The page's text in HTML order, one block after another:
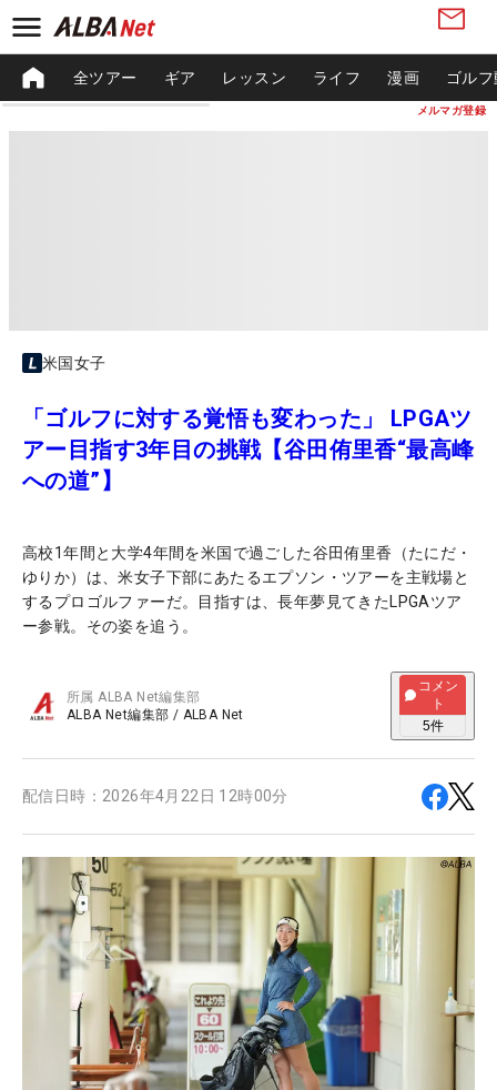
メルマガ登録
全ツアー ギア レッスン ライフ 漫画 ゴル
米国女子
「ゴルフに対する覚悟も変わった」 LPGAツ
アー目指す3年目の挑戦【谷田侑里香“最高峰
への道”】
高校1年間と大学4年間を米国で過ごした谷田侑里香（たにだ・
ゆりか）は、米女子下部にあたるエプソン・ツアーを主戦場と
するプロゴルファーだ。目指すは、長年夢見てきたLPGAツア
ー参戦。その姿を追う。
所属ALBA Net編集部
ALBA Net編集部 / ALBA Net
コメン
ト
5件
配信日時： 2026年4月22日 12時00分